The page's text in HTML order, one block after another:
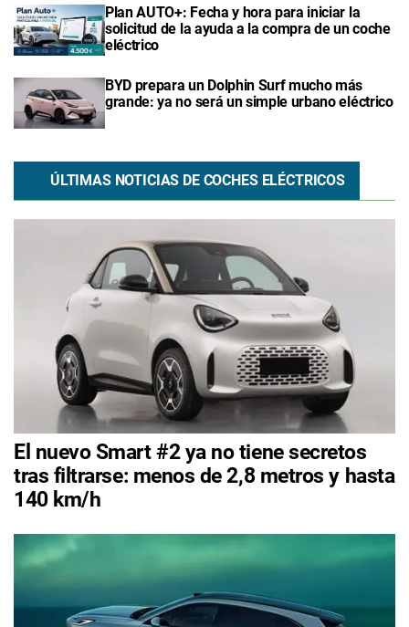
Plan AUTO+: Fecha y hora para iniciar la
solicitud de la ayuda a la compra de un coche
eléctrico
BYD prepara un Dolphin Surf mucho más
grande: ya no será un simple urbano eléctrico
ÚLTIMAS NOTICIAS DE COCHES ELÉCTRICOS
El nuevo Smart #2 ya no tiene secretos
tras filtrarse: menos de 2,8 metros y hasta
140 km/h